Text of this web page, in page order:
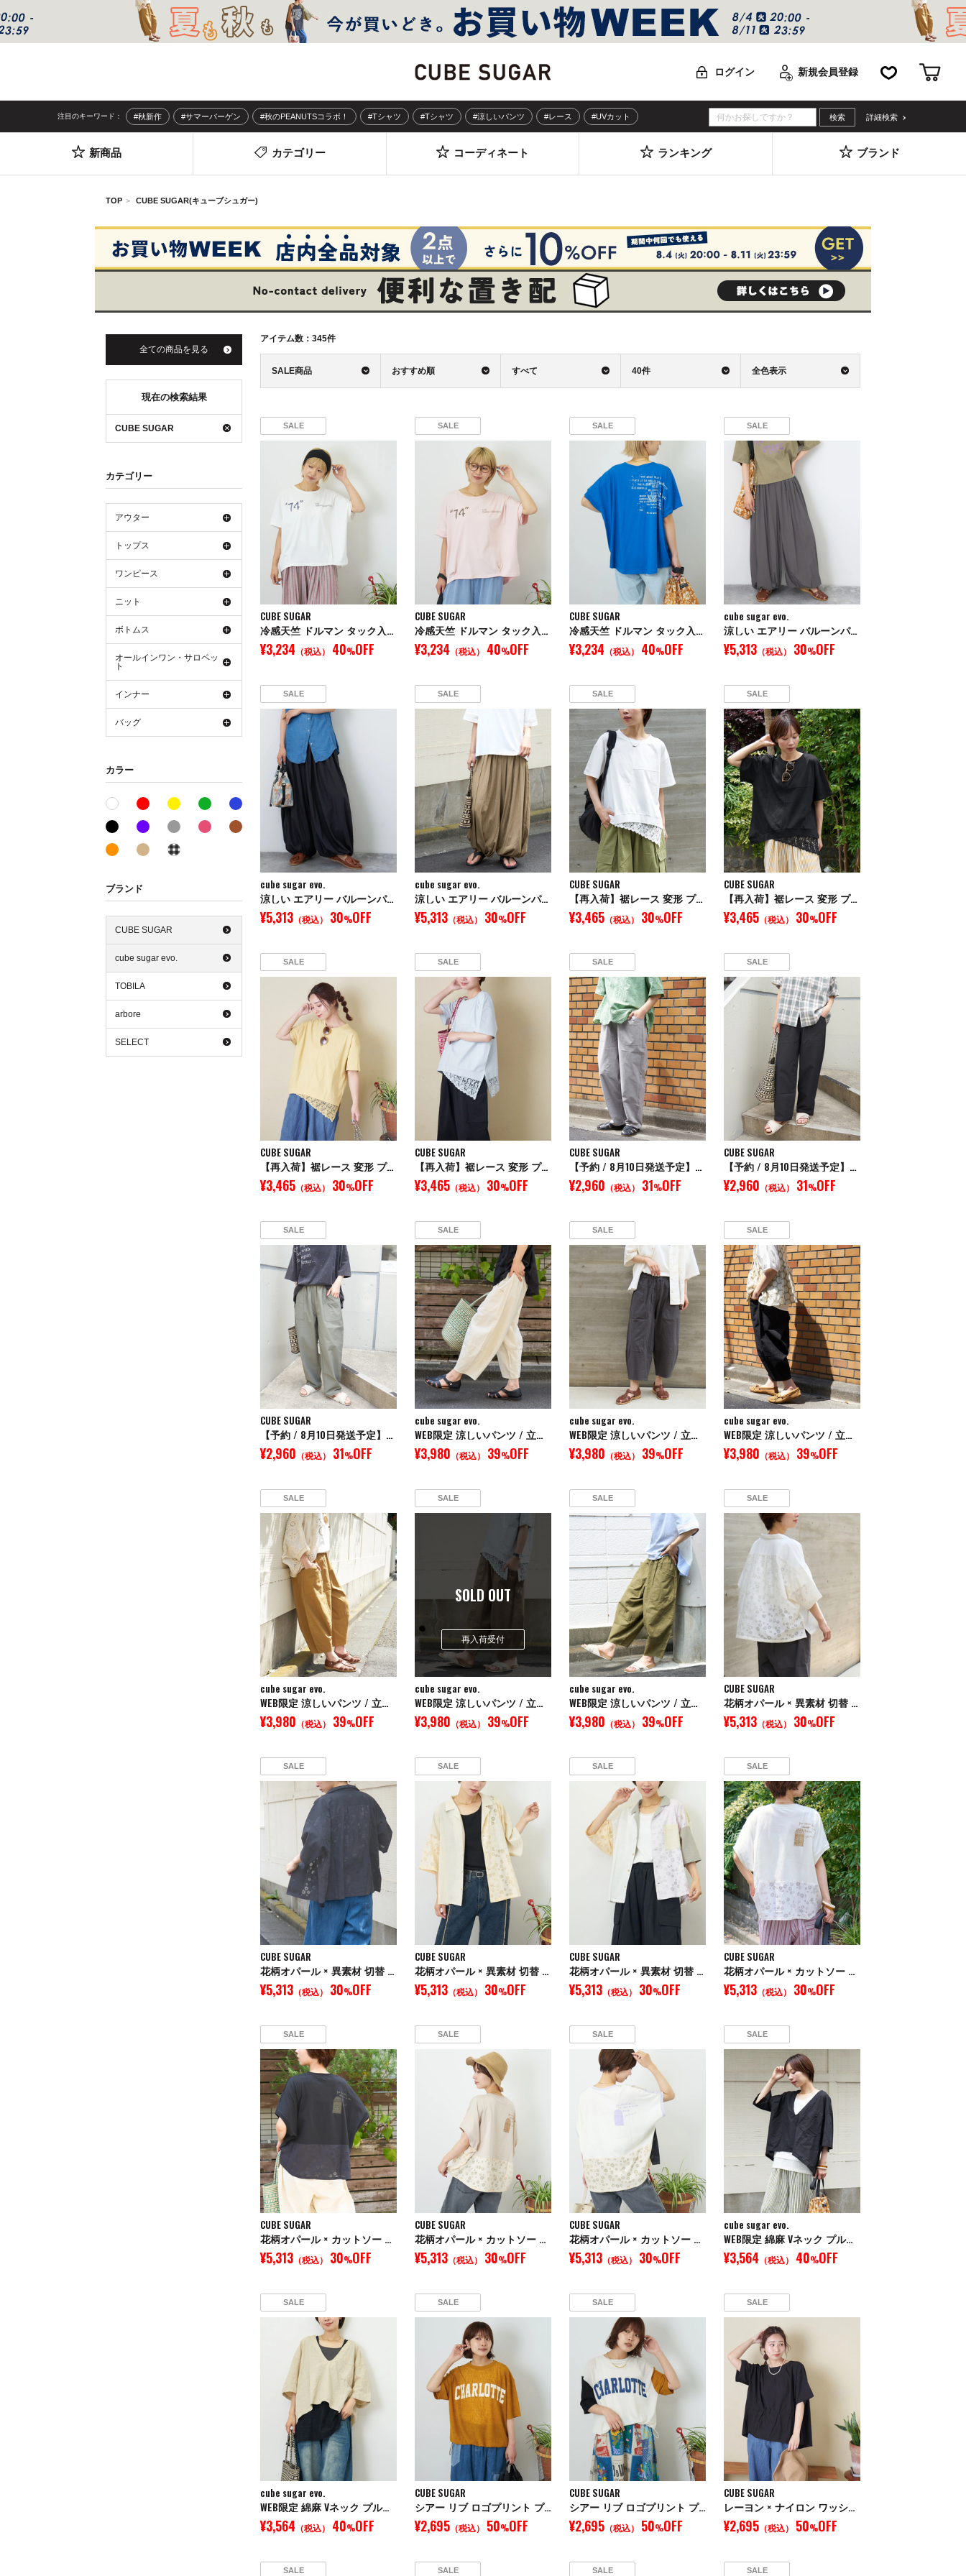
ログイン 新規会員登録 お気に入り
注目のキーワード： #秋新作 #サマーバーゲン #秋のPEANUTSコラボ！ #Tシャツ #Tシャツ #涼しいパンツ #レース #UVカット 詳細検索
新商品 カテゴリー コーディネート ランキング ブランド
TOP CUBE SUGAR(キューブシュガー)
アイテム数： 345件
SALE商品 おすすめ順 すべて 40件 全色表示
SALE
CUBE SUGAR
冷感天竺 ドルマン タック入り プルオーバー Tシャツ
¥3,234 （税込） 40%OFF
SALE
CUBE SUGAR
冷感天竺 ドルマン タック入り プルオーバー Tシャツ
¥3,234 （税込） 40%OFF
SALE
CUBE SUGAR
冷感天竺 ドルマン タック入り プルオーバー Tシャツ
¥3,234 （税込） 40%OFF
SALE
cube sugar evo.
涼しい エアリー バルーンパンツ
¥5,313 （税込） 30%OFF
SALE
cube sugar evo.
涼しい エアリー バルーンパンツ
¥5,313 （税込） 30%OFF
SALE
cube sugar evo.
涼しい エアリー バルーンパンツ
¥5,313 （税込） 30%OFF
SALE
CUBE SUGAR
【再入荷】裾レース 変形 プルオーバー Tシャツ
¥3,465 （税込） 30%OFF
SALE
CUBE SUGAR
【再入荷】裾レース 変形 プルオーバー Tシャツ
¥3,465 （税込） 30%OFF
SALE
CUBE SUGAR
【再入荷】裾レース 変形 プルオーバー Tシャツ
¥3,465 （税込） 30%OFF
SALE
CUBE SUGAR
【再入荷】裾レース 変形 プルオーバー Tシャツ
¥3,465 （税込） 30%OFF
SALE
CUBE SUGAR
【予約 / 8月10日発送予定】【再入荷】ストレッチ ツイル イージー ベイカーパンツ
¥2,960 （税込） 31%OFF
SALE
CUBE SUGAR
【予約 / 8月10日発送予定】【再入荷】ストレッチ ツイル イージー ベイカーパンツ
¥2,960 （税込） 31%OFF
SALE
CUBE SUGAR
【予約 / 8月10日発送予定】【再入荷】ストレッチ ツイル イージー ベイカーパンツ
¥2,960 （税込） 31%OFF
SALE
cube sugar evo.
WEB限定 涼しいパンツ / 立体 ポケット イージー コクーンパンツ
¥3,980 （税込） 39%OFF
SALE
cube sugar evo.
WEB限定 涼しいパンツ / 立体 ポケット イージー コクーンパンツ
¥3,980 （税込） 39%OFF
SALE
cube sugar evo.
WEB限定 涼しいパンツ / 立体 ポケット イージー コクーンパンツ
¥3,980 （税込） 39%OFF
SALE
cube sugar evo.
WEB限定 涼しいパンツ / 立体 ポケット イージー コクーンパンツ
¥3,980 （税込） 39%OFF
SALE
SOLD OUT
再入荷受付
cube sugar evo.
WEB限定 涼しいパンツ / 立体 ポケット イージー コクーンパンツ
¥3,980 （税込） 39%OFF
SALE
cube sugar evo.
WEB限定 涼しいパンツ / 立体 ポケット イージー コクーンパンツ
¥3,980 （税込） 39%OFF
SALE
CUBE SUGAR
花柄オパール × 異素材 切替 オープンカラー シャツ
¥5,313 （税込） 30%OFF
SALE
CUBE SUGAR
花柄オパール × 異素材 切替 オープンカラー シャツ
¥5,313 （税込） 30%OFF
SALE
CUBE SUGAR
花柄オパール × 異素材 切替 オープンカラー シャツ
¥5,313 （税込） 30%OFF
SALE
CUBE SUGAR
花柄オパール × 異素材 切替 オープンカラー シャツ
¥5,313 （税込） 30%OFF
SALE
CUBE SUGAR
花柄オパール × カットソー 切替 ドルマン Tシャツ
¥5,313 （税込） 30%OFF
SALE
CUBE SUGAR
花柄オパール × カットソー 切替 ドルマン Tシャツ
¥5,313 （税込） 30%OFF
SALE
CUBE SUGAR
花柄オパール × カットソー 切替 ドルマン Tシャツ
¥5,313 （税込） 30%OFF
SALE
CUBE SUGAR
花柄オパール × カットソー 切替 ドルマン Tシャツ
¥5,313 （税込） 30%OFF
SALE
cube sugar evo.
WEB限定 綿麻 Vネック プルオーバー シャツ
¥3,564 （税込） 40%OFF
SALE
cube sugar evo.
WEB限定 綿麻 Vネック プルオーバー シャツ
¥3,564 （税込） 40%OFF
SALE
CUBE SUGAR
シアー リブ ロゴプリント プルオーバー Tシャツ
¥2,695 （税込） 50%OFF
SALE
CUBE SUGAR
シアー リブ ロゴプリント プルオーバー Tシャツ
¥2,695 （税込） 50%OFF
SALE
CUBE SUGAR
レーヨン × ナイロン ワッシャー ギャザー プルオーバー ブラウス
¥2,695 （税込） 50%OFF
SALE SALE SALE SALE
全ての商品を見る
現在の検索結果
CUBE SUGAR
カテゴリー
アウター
トップス
ワンピース
ニット
ボトムス
オールインワン・サロペッ
ト
インナー
バッグ
カラー
ホワイト系レッド系 イエロー系グリーン系ブルー系
ブラック系パープル系グレー系 ピンク系 ブラウン系
オレンジ系ベージュ系
ブランド
CUBE SUGAR
cube sugar evo.
TOBILA
arbore
SELECT